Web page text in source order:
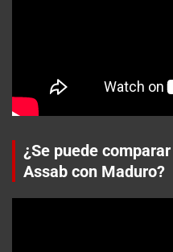
¿Se puede
Assab con Maduro?